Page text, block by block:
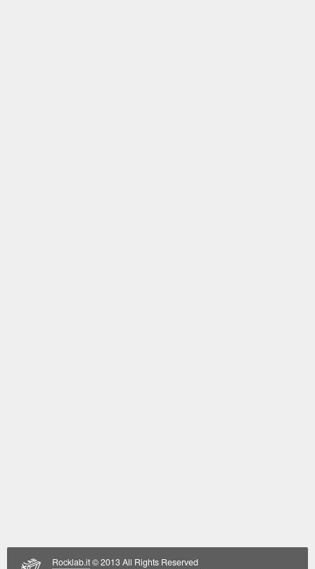
Rocklab.it© 2013 All Rights Reserved